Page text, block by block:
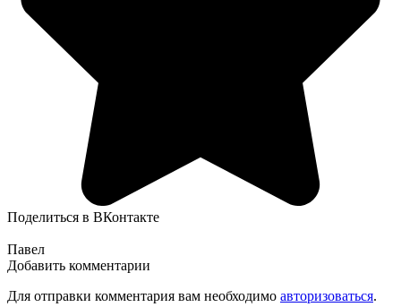
Поделиться в ВКонтакте
Павел
Добавить комментарии
Для отправки комментария вам необходимо авторизоваться.